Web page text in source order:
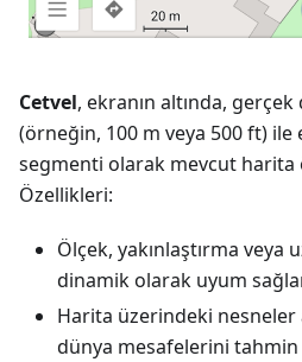
Cetvel, ekranın altında,
(örneğin, 100 m veya 500 ft)
segmenti olarak mevcut
Özellikleri:
Ölçek, yakınlaştırma veya
dinamik olarak uyum
Harita üzerindeki nesneler
dünya mesafelerini